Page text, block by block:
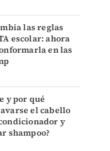
las reglas
escolar: ahora
en las
y por qué
el cabello
y
shampoo?